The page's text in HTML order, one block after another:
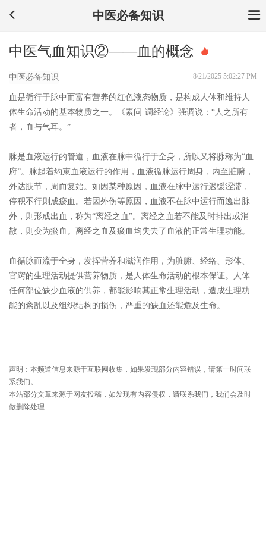
中医必备知识
中医气血知识②——血的概念
中医必备知识 8/21/2025 5:02:27 PM
血是循行于脉中而富有营养的红色液态物质，是构成人体和维持人
体生命活动的基本物质之一。《素问·调经论》强调说：“人之所有
者，血与气耳。”
脉是血液运行的管道，血液在脉中循行于全身，所以又将脉称为“血
府”。脉起着约束血液运行的作用，血液循脉运行周身，内至脏腑，
外达肢节，周而复始。如因某种原因，血液在脉中运行迟缓涩滞，
停积不行则成瘀血。若因外伤等原因，血液不在脉中运行而逸出脉
外，则形成出血，称为“离经之血”。离经之血若不能及时排出或消
散，则变为瘀血。离经之血及瘀血均失去了血液的正常生理功能。
血循脉而流于全身，发挥营养和滋润作用，为脏腑、经络、形体、
官窍的生理活动提供营养物质，是人体生命活动的根本保证。人体
任何部位缺少血液的供养，都能影响其正常生理活动，造成生理功
能的紊乱以及组织结构的损伤，严重的缺血还能危及生命。
声明：本频道信息来源于互联网收集，如果发现部分内容错误，请第一时间联
系我们。
本站部分文章来源于网友投稿，如发现有内容侵权，请联系我们，我们会及时
做删除处理